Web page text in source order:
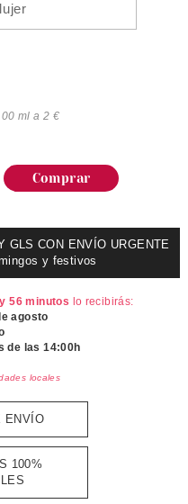
ml a 2 €
Comprar
GLS CON ENVÍO URGENTE
y festivos
56 minutos lo recibirás:
agosto
de las 14:00h
locales
ENVÍO
100%